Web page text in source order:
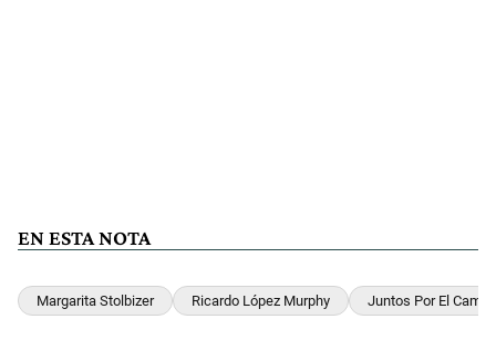
EN ESTA NOTA
Margarita Stolbizer Ricardo López Murphy Juntos Por El